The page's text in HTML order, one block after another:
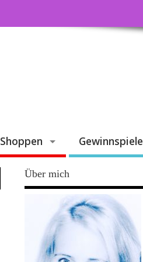
Shoppen Gewinnspiele
Über mich